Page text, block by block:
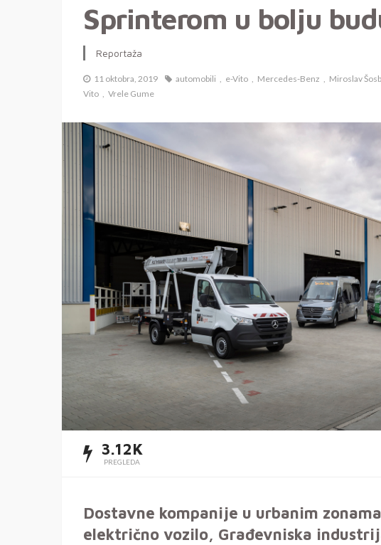
Sprinterom u bolju
Reportaža
11 oktobra, 2019 automobili e-Vito Mercedes-Benz Miroslav
Vito
Vrele Gume
3.12K
PREGLEDA
Dostavne kompanije u urbanim
električno vozilo, Građevniska